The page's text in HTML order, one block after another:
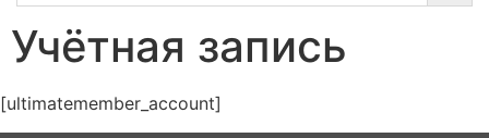
Учётная запись
[ultimatemember_account]